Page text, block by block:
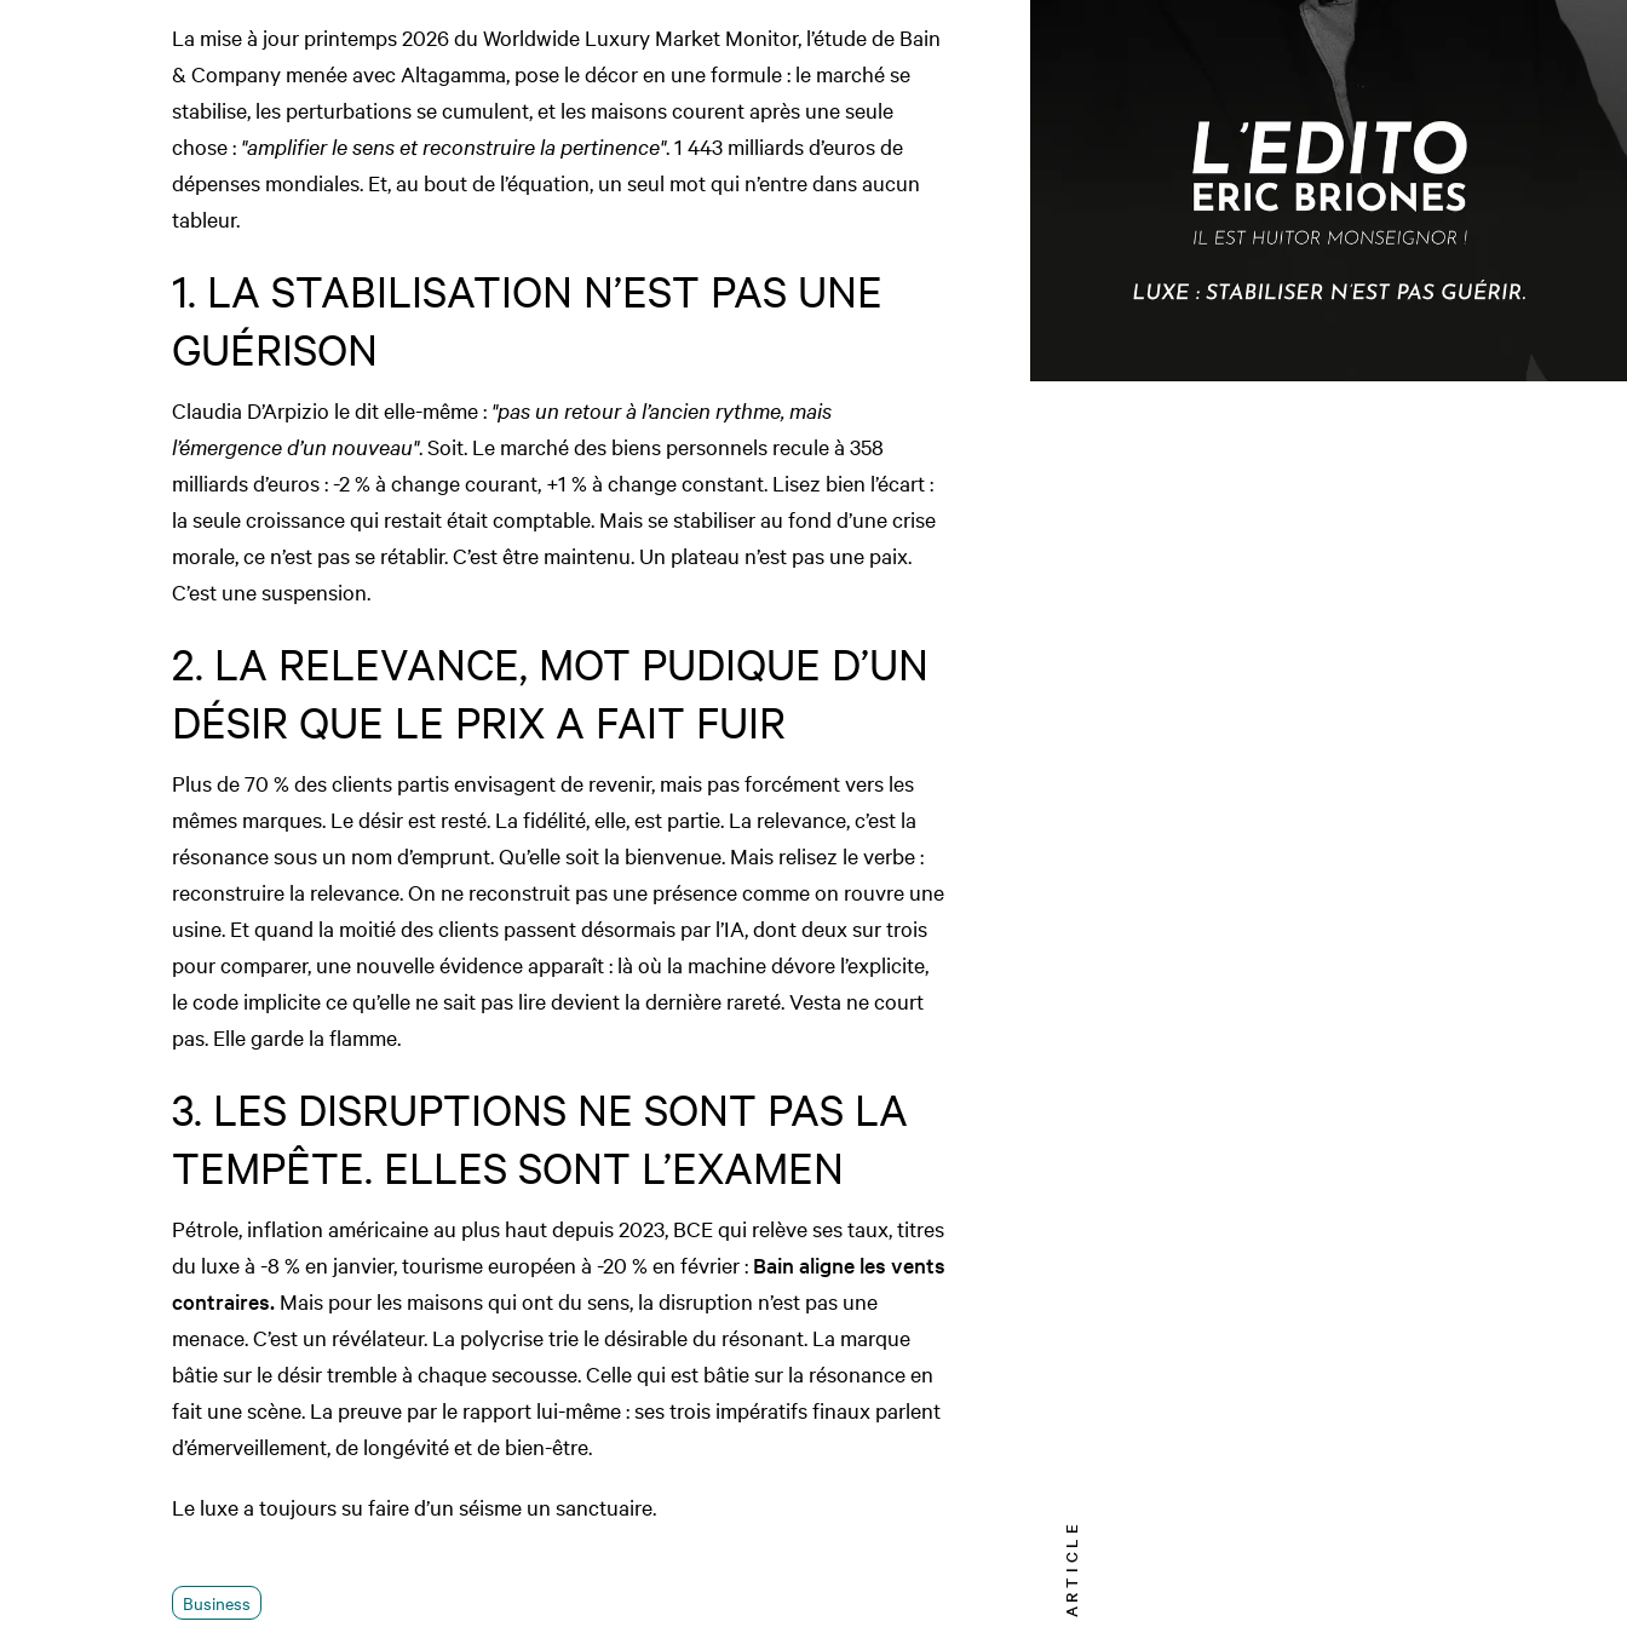
La mise à jour printemps 2026 du Worldwide Luxury Market Monitor, l’étude de Bain
& Company menée avec Altagamma, pose le décor en une formule : le marché se
stabilise, les perturbations se cumulent, et les maisons courent après une seule
chose : "amplifier le sens et reconstruire la pertinence". 1 443 milliards d’euros de
dépenses mondiales. Et, au bout de l’équation, un seul mot qui n’entre dans aucun
tableur.
1. LA STABILISATION N’EST PAS UNE
GUÉRISON
Claudia D’Arpizio le dit elle-même : "pas un retour à l’ancien rythme, mais
l’émergence d’un nouveau". Soit. Le marché des biens personnels recule à 358
milliards d’euros : -2 % à change courant, +1 % à change constant. Lisez bien l’écart :
la seule croissance qui restait était comptable. Mais se stabiliser au fond d’une crise
morale, ce n’est pas se rétablir. C’est être maintenu. Un plateau n’est pas une paix.
C’est une suspension.
2. LA RELEVANCE, MOT PUDIQUE D’UN
DÉSIR QUE LE PRIX A FAIT FUIR
Plus de 70 % des clients partis envisagent de revenir, mais pas forcément vers les
mêmes marques. Le désir est resté. La fidélité, elle, est partie. La relevance, c’est la
résonance sous un nom d’emprunt. Qu’elle soit la bienvenue. Mais relisez le verbe :
reconstruire la relevance. On ne reconstruit pas une présence comme on rouvre une
usine. Et quand la moitié des clients passent désormais par l’IA, dont deux sur trois
pour comparer, une nouvelle évidence apparaît : là où la machine dévore l’explicite,
le code implicite ce qu’elle ne sait pas lire devient la dernière rareté. Vesta ne court
pas. Elle garde la flamme.
3. LES DISRUPTIONS NE SONT PAS LA
TEMPÊTE. ELLES SONT L’EXAMEN
Pétrole, inflation américaine au plus haut depuis 2023, BCE qui relève ses taux, titres
du luxe à -8 % en janvier, tourisme européen à -20 % en février : Bain aligne les vents
contraires. Mais pour les maisons qui ont du sens, la disruption n’est pas une
menace. C’est un révélateur. La polycrise trie le désirable du résonant. La marque
bâtie sur le désir tremble à chaque secousse. Celle qui est bâtie sur la résonance en
fait une scène. La preuve par le rapport lui-même : ses trois impératifs finaux parlent
d’émerveillement, de longévité et de bien-être.
Le luxe a toujours su faire d’un séisme un sanctuaire.
Business TOP ARTICLE